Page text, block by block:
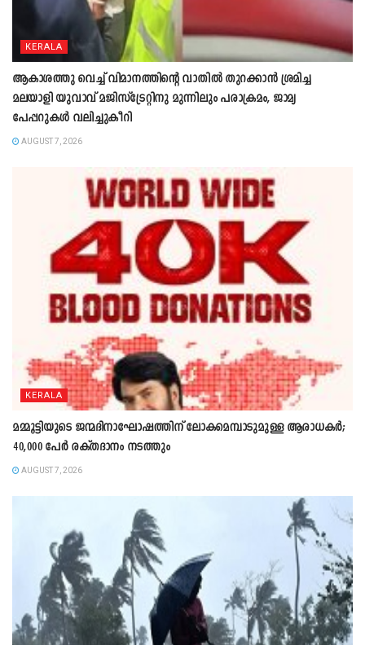
KERALA
ആകാശത്തു വെച്ച് വിമാനത്തിന്റെ വാതില്‍ തുറക്കാന്‍ ശ്രമിച്ച
മലയാളി യുവാവ് മജിസ്ട്രേറ്റിനു മുന്നിലും പരാക്രമം, ജാമ്യ
പേപ്പറുകൾ വലിച്ചുകീറി
AUGUST 7, 2026
KERALA
മമ്മൂട്ടിയുടെ ജന്മദിനാഘോഷത്തിന് ലോകമെമ്പാടുമുള്ള ആരാധകർ;
40,000 പേർ രക്തദാനം നടത്തും
AUGUST 7, 2026